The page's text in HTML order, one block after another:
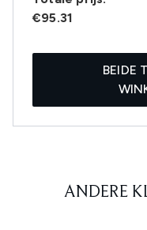
€95.31
BEIDE
ANDERE